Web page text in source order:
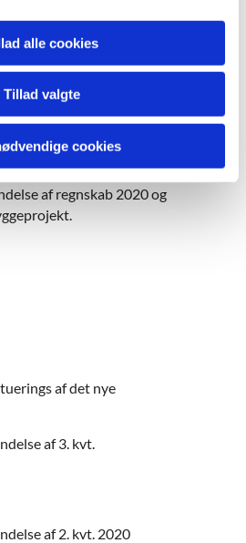
alle cookies
Tillad valgte
cookies
af foreløbigt budget 2022
drøftelse af budget 2022
af regnskab 2020 og
af det nye
af 3. kvt.
af 2. kvt. 2020